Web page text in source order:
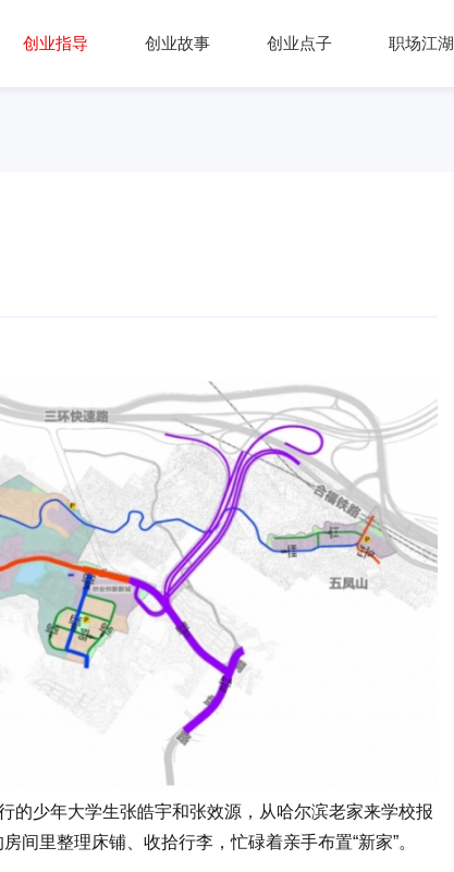
创业指导 创业故事 创业点子 职场江湖
少年大学生张皓宇和张效源，从哈尔滨老家来学校报
里整理床铺、收拾行李，忙碌着亲手布置“新家”。